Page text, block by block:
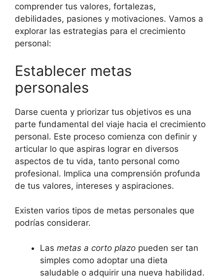
comprender tus valores, fortalezas,
debilidades, pasiones y motivaciones. Vamos a
explorar las estrategias para el crecimiento
personal:
Establecer metas
personales
Darse cuenta y priorizar tus objetivos es una
parte fundamental del viaje hacia el crecimiento
personal. Este proceso comienza con definir y
articular lo que aspiras lograr en diversos
aspectos de tu vida, tanto personal como
profesional. Implica una comprensión profunda
de tus valores, intereses y aspiraciones.
Existen varios tipos de metas personales que
podrías considerar.
Las metas a corto plazo pueden ser tan
simples como adoptar una dieta
saludable o adquirir una nueva habilidad.